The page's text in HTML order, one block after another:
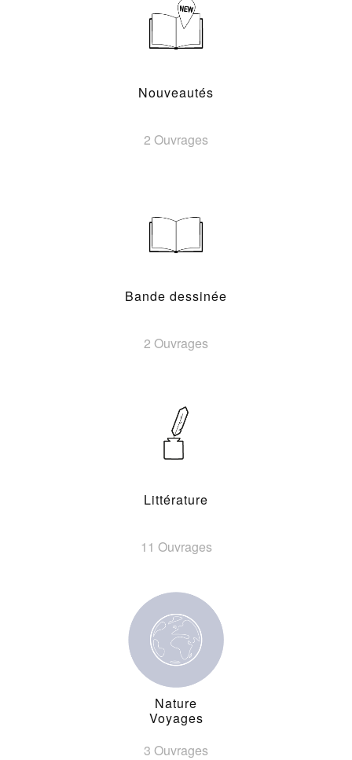
Nouveautés
2 Ouvrages
Bande dessinée
2 Ouvrages
Littérature
11 Ouvrages
Nature
Voyages
3 Ouvrages